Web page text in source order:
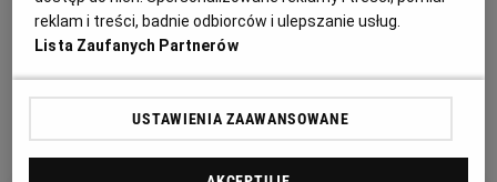
Słowo: licytacje poznań
Kat: Nieruchomości
Miejscowość: Poznań
Sortuj wg daty: od najnowszej
reklam i treści, badnie odbiorców i ulepszanie usług.
Lista Zaufanych Partnerów
USTAWIENIA ZAAWANSOWANE